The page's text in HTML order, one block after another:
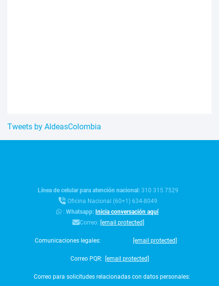
Tweets by AldeasColombia
Línea de celular para atención nacional:310 315 7529
Oficina Nacional (60+1) 634-8049
:Whatsapp: Inicia conversación aquí
Correo: [email protected]
Comunicaciones legales: [email protected]
Correo PQR: [email protected]
Correo para solicitudes relacionadas con datos personales: